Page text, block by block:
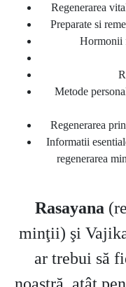
Regenerarea
Preparate si
Hormonii
Metode
Regenerarea
Informatii
regenerarea
Rasayana
minţii) şi
ar trebui să